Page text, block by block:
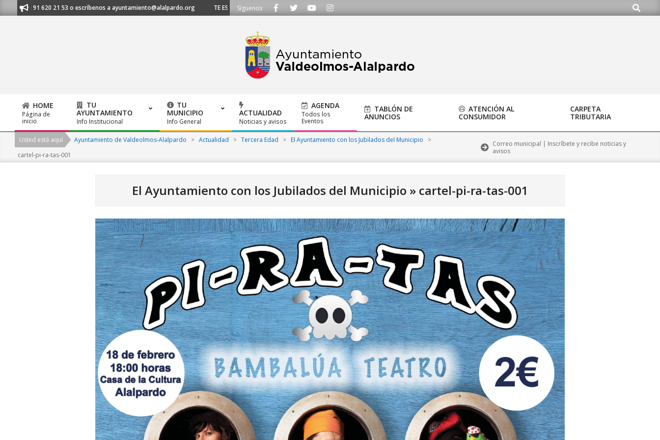
to
al 91 620 21 53 o escríbenos a ayuntamiento@alalpardo.org TE ESCUCHAMOS - Llámanos al 91 620 21 53 o escríbenos a ayuntamiento@alalpardo.org
Síguenos Buscar
Primary
Navigation
Menu
HOME
Página de
inicio
TU
AYUNTAMIENTO
Info Institucional
TU
MUNICIPIO
Info General
ACTUALIDAD
Noticias y avisos
AGENDA
Todos los
Eventos
TABLÓN DE
ANUNCIOS
ATENCIÓN AL
CONSUMIDOR
CARPETA
TRIBUTARIA
Usted está aquí Ayuntamiento de Valdeolmos-Alalpardo > Actualidad > Tercera Edad > El Ayuntamiento con los Jubilados del Municipio
>
cartel-pi-ra-tas-001
Correo municipal | Inscríbete y recibe noticias y
avisos
El Ayuntamiento con los Jubilados del Municipio » cartel-pi-ra-tas-001